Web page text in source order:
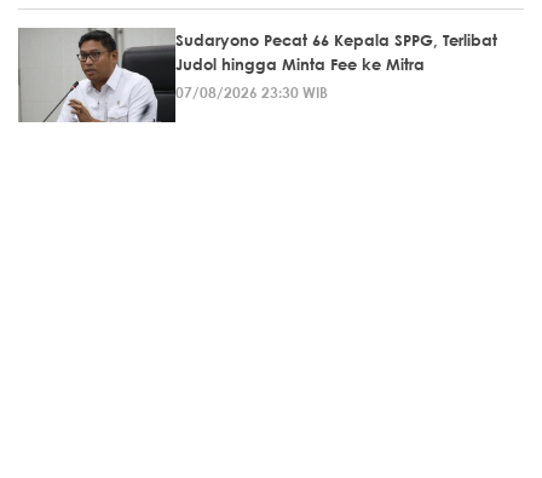
Sudaryono Pecat 66 Kepala SPPG, Terlibat
Judol hingga Minta Fee ke Mitra
07/08/2026 23:30 WIB